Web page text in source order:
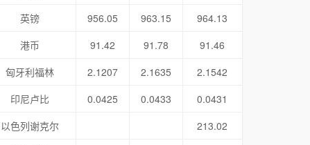
英镑
956.05 963.15
964.13
港币
91.42 91.78
91.46
匈牙利福林
2.1207 2.1635
2.1542
印尼卢比
0.0425 0.0433
0.0431
以色列谢克尔
213.02